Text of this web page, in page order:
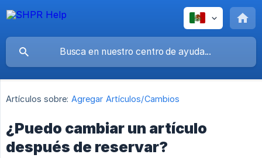
Artículos sobre: Agregar Artículos/Cambios
¿Puedo cambiar un artículo
después de reservar?